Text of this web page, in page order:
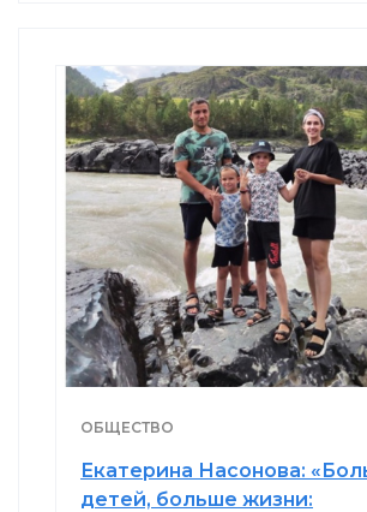
ОБЩЕСТВО
Екатерина Насонова:
детей, больше жизни: